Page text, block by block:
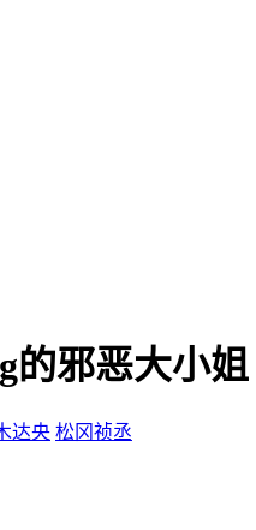
的邪恶大小姐
达央 松冈祯丞